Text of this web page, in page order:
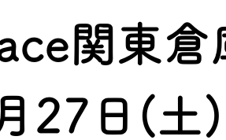
関東
27日(土